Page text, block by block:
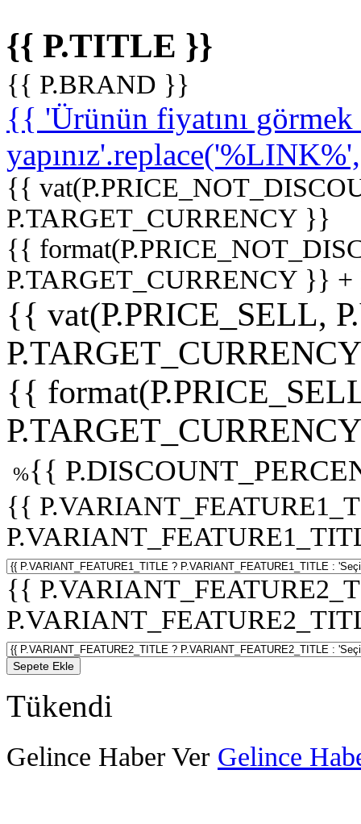
{{ P.TITLE }}
{{ P.BRAND }}
{{ 'Ürünün fiyatını
{{
P.TARGET_CURRENCY }}
{{
P.TARGET_CURRENCY }}
{{ vat(P.PRICE_SELL,
{{
%{{
{{
{{
Sepete Ekle
Tükendi
Gelince Haber Ver Gelince